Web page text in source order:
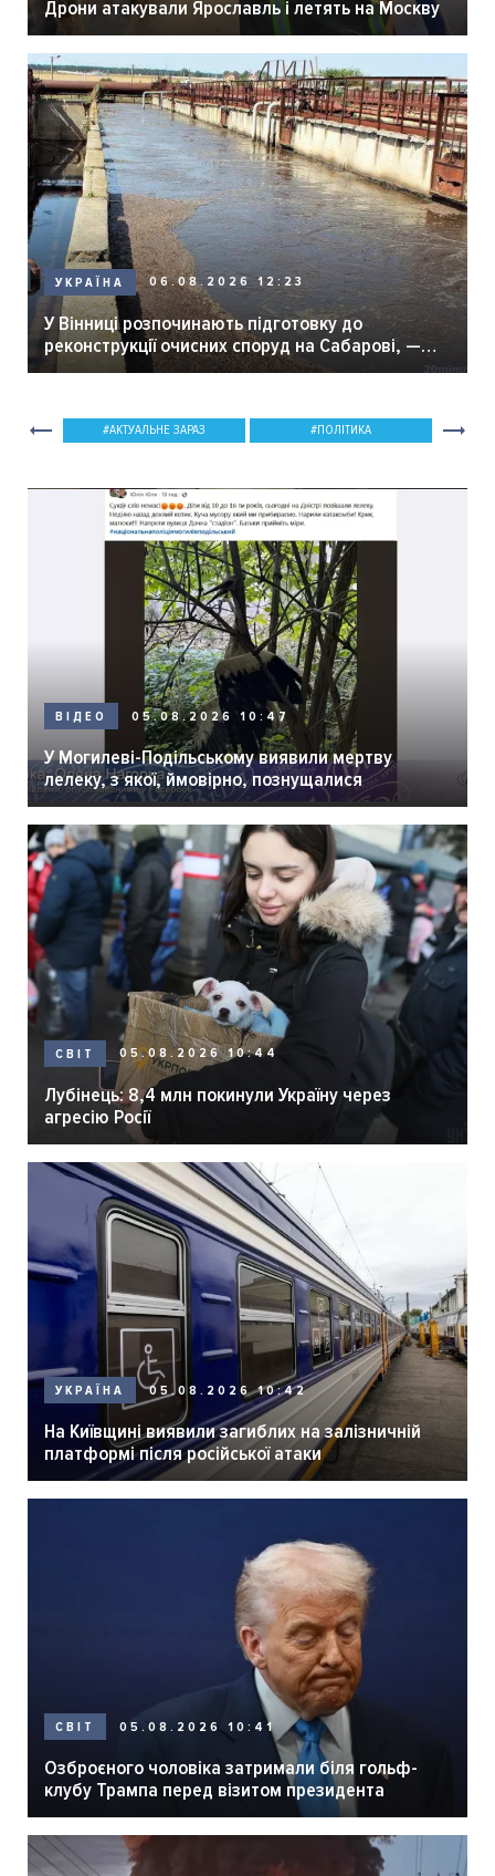
Дрони атакували Ярославль і летять на Москву
УКРАЇНА 06.08.2026 12:23
У Вінниці розпочинають підготовку до
реконструкції очисних споруд на Сабарові, —
мер Вінниці.
АКТУАЛЬНЕ ЗАРАЗ ПОЛІТИКА
ВІДЕО 05.08.2026 10:47
У Могилеві-Подільському виявили мертву
лелеку, з якої, ймовірно, познущалися
СВІТ 05.08.2026 10:44
Лубінець: 8,4 млн покинули Україну через
агресію Росії
УКРАЇНА 05.08.2026 10:42
На Київщині виявили загиблих на залізничній
платформі після російської атаки
СВІТ 05.08.2026 10:41
Озброєного чоловіка затримали біля гольф-
клубу Трампа перед візитом президента